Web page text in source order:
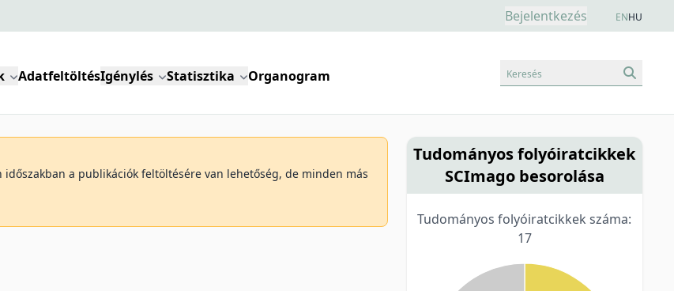
Bejelentkezés ENHU
AdatfeltöltésIgénylés Statisztika Organogram Keresés
időszakban a publikációk feltöltésére van lehetőség, de minden más
Tudományos folyóiratcikkek
SCImago besorolása
Tudományos folyóiratcikkek száma:
17